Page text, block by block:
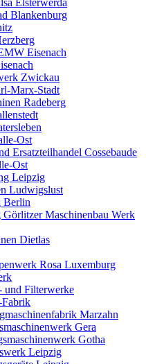
Elsterwerda
Blankenburg
Eisenach
Zwickau
Marx-Stadt
Radeberg
Ost
Ersatzteilhandel Cossebaude
Ost
Leipzig
Ludwigslust
Berlin
Maschinenbau Werk
Dietlas
Rosa Luxemburg
und Filterwerke
Marzahn
Gera
Gotha
Leipzig